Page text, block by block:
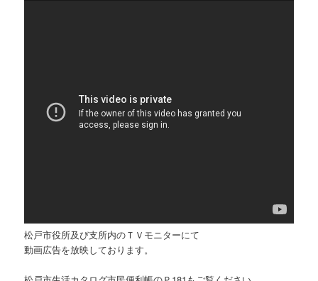
松戸市役所及び支所内のＴＶモニターにて
動画広告を放映しております。